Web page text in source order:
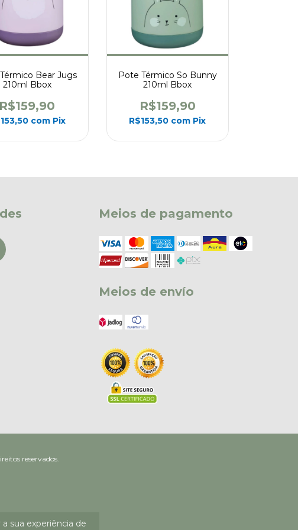
a sua experiência de
Bear Jugs
210ml Bbox
R$159,90
com Pix
Pote Térmico So Bunny
210ml Bbox
R$159,90
R$153,50 com Pix
Meios de pagamento
Meios de envío
direitos reservados.